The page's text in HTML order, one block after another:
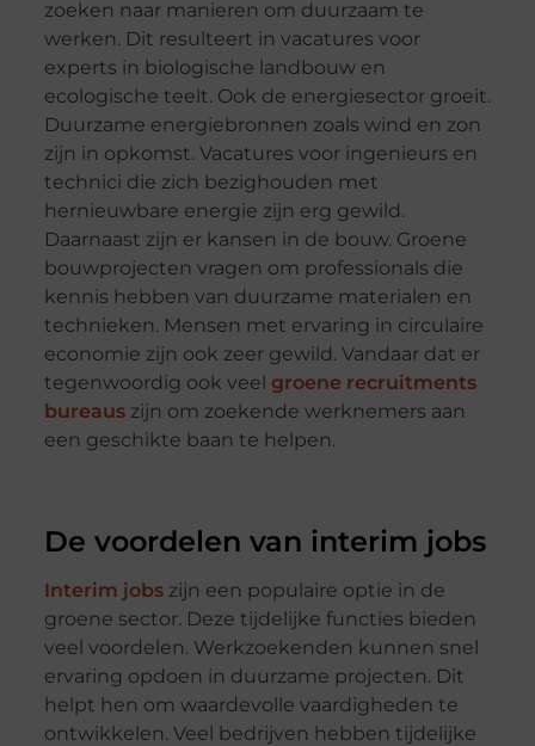
zoeken naar manieren om duurzaam te
werken. Dit resulteert in vacatures voor
experts in biologische landbouw en
ecologische teelt. Ook de energiesector groeit.
Duurzame energiebronnen zoals wind en zon
zijn in opkomst. Vacatures voor ingenieurs en
technici die zich bezighouden met
hernieuwbare energie zijn erg gewild.
Daarnaast zijn er kansen in de bouw. Groene
bouwprojecten vragen om professionals die
kennis hebben van duurzame materialen en
technieken. Mensen met ervaring in circulaire
economie zijn ook zeer gewild. Vandaar dat er
tegenwoordig ook veel groene recruitments
bureauszijn om zoekende werknemers aan
een geschikte baan te helpen.
De voordelen van interim jobs
Interim jobszijn een populaire optie in de
groene sector. Deze tijdelijke functies bieden
veel voordelen. Werkzoekenden kunnen snel
ervaring opdoen in duurzame projecten. Dit
helpt hen om waardevolle vaardigheden te
ontwikkelen. Veel bedrijven hebben tijdelijke